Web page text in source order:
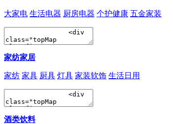
大家电 生活电器 厨房电器 个护健康 五金家装
家纺家居
家纺 家具 厨具 灯具 家装软饰 生活日用
酒类饮料